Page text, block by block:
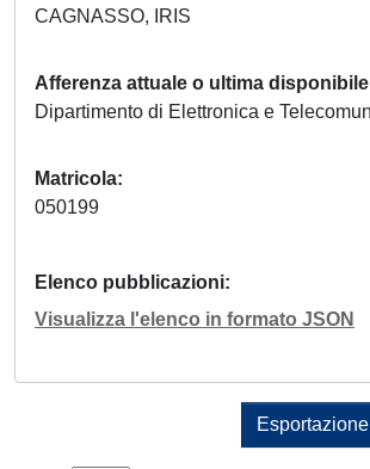
CAGNASSO, IRIS
Afferenza attuale o ultima disponibile
Dipartimento di Elettronica e
Matricola
050199
Elenco pubblicazioni
Visualizza l'elenco in formato JSON
Esportazione